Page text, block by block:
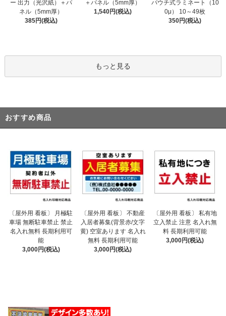
ー 出力（光沢紙）＋パ
ネル（5mm厚）
385円(税込)
＋パネル（5mm厚）
1,540円(税込)
パウチ式ラミネート（10
0μ） 10～49枚
350円(税込)
もっと見る
おすすめ商品
〔屋外用 看板〕 月極駐
車場 無断駐車禁止 禁止
名入れ無料 長期利用可
能
3,000円(税込)
〔屋外用 看板〕 不動産
入居者募集(背景赤/文字
黄) 空室あります 名入れ
無料 長期利用可能
3,000円(税込)
〔屋外用 看板〕 私有地
立入禁止 注意 名入れ無
料 長期利用可能
3,000円(税込)